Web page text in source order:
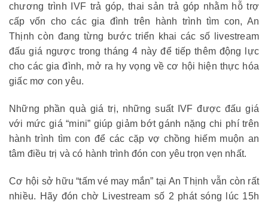
chương trình IVF trả góp, thai sản trả góp nhằm hỗ trợ
cấp vốn cho các gia đình trên hành trình tìm con, An
Thịnh còn đang từng bước triển khai các số livestream
đấu giá ngược trong tháng 4 này để tiếp thêm động lực
cho các gia đình, mở ra hy vọng về cơ hội hiện thực hóa
giấc mơ con yêu.
Những phần quà giá trị, những suất IVF được đấu giá
với mức giá “mini” giúp giảm bớt gánh nặng chi phí trên
hành trình tìm con để các cặp vợ chồng hiếm muộn an
tâm điều trị và có hành trình đón con yêu trọn vẹn nhất.
️Cơ hội sở hữu “tấm vé may mắn” tại An Thịnh vẫn còn rất
nhiều. Hãy đón chờ Livestream số 2 phát sóng lúc 15h